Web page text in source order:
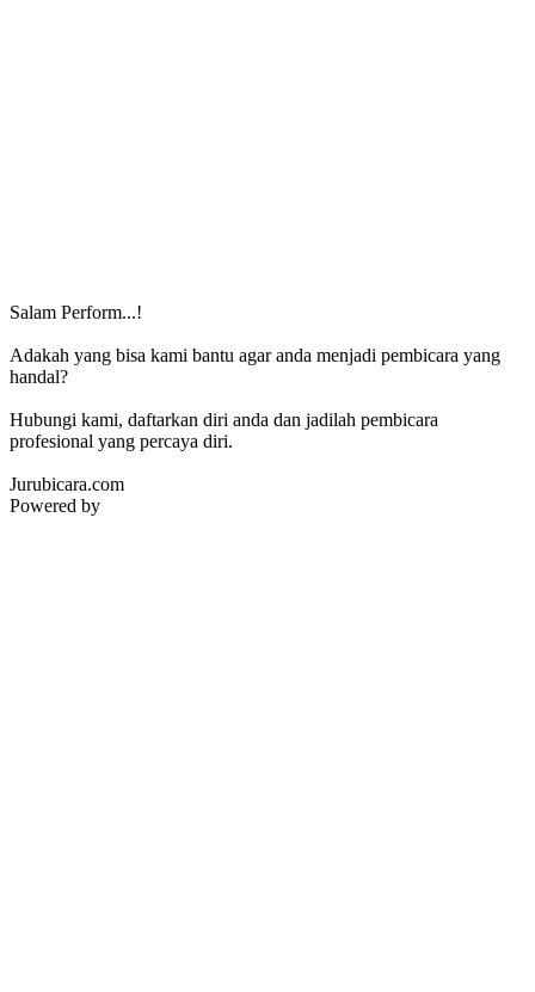
Salam Perform...!
Adakah yang bisa kami bantu agar anda menjadi pembicara yang
handal?
Hubungi kami, daftarkan diri anda dan jadilah pembicara
profesional yang percaya diri.
Jurubicara.com
Powered by